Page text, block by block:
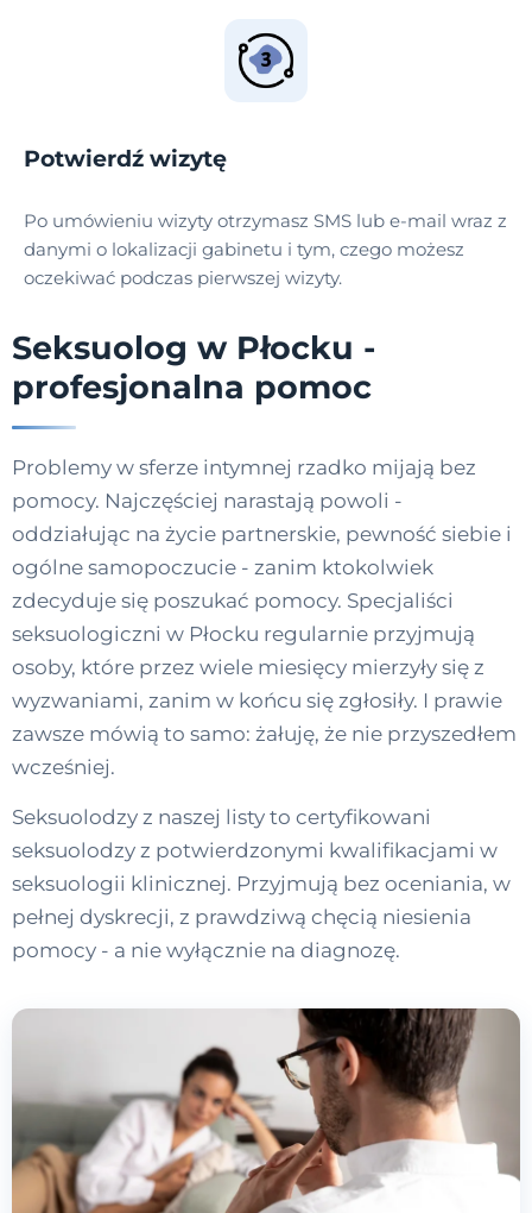
Potwierdź wizytę
Po umówieniu wizyty otrzymasz SMS lub e-mail wraz z
danymi o lokalizacji gabinetu i tym, czego możesz
oczekiwać podczas pierwszej wizyty.
Seksuolog w Płocku -
profesjonalna pomoc
Problemy w sferze intymnej rzadko mijają bez
pomocy. Najczęściej narastają powoli -
oddziałując na życie partnerskie, pewność siebie i
ogólne samopoczucie - zanim ktokolwiek
zdecyduje się poszukać pomocy. Specjaliści
seksuologiczni w Płocku regularnie przyjmują
osoby, które przez wiele miesięcy mierzyły się z
wyzwaniami, zanim w końcu się zgłosiły. I prawie
zawsze mówią to samo: żałuję, że nie przyszedłem
wcześniej.
Seksuolodzy z naszej listy to certyfikowani
seksuolodzy z potwierdzonymi kwalifikacjami w
seksuologii klinicznej. Przyjmują bez oceniania, w
pełnej dyskrecji, z prawdziwą chęcią niesienia
pomocy - a nie wyłącznie na diagnozę.